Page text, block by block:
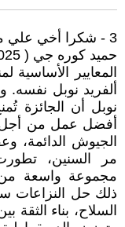
3 - شكرا أخي علي منهل
حميد كوره جي ( 2025 / 7 / 13 - 11:33 )
المعايير
ألفريد نوبل
نوبل أن الجائزة
أفضل عمل من أجل
الجيوش الدائمة،
مر السنين،
مجموعة واسعة من
ذلك حل النزاعات
السلاح، بناء